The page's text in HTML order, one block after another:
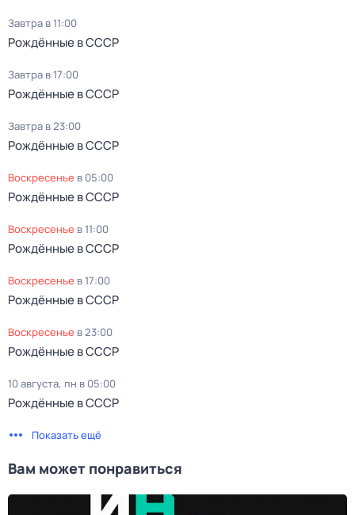
Завтра в 11:00
Рождённые в СССР
Завтра в 17:00
Рождённые в СССР
Завтра в 23:00
Рождённые в СССР
воскресенье в 05:00
Рождённые в СССР
воскресенье в11:00
Рождённые в СССР
воскресенье в17:00
Рождённые в СССР
воскресенье в23:00
Рождённые в СССР
10 августа, пн в 05:00
Рождённые в СССР
Показать ещё
Вам может понравиться